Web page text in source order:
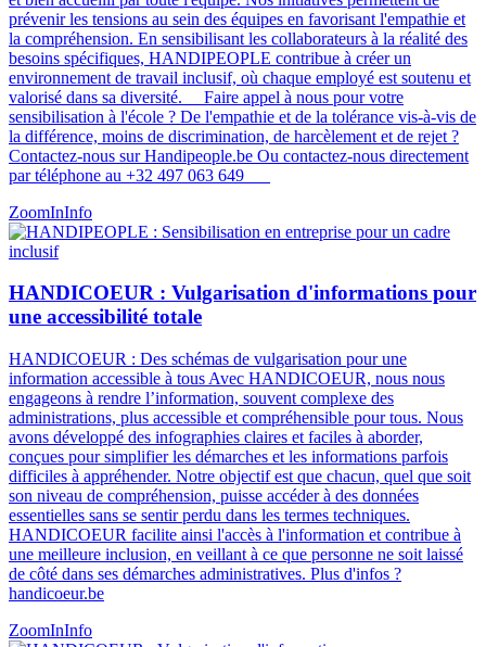
prévenir les tensions au sein des équipes en favorisant l'empathie et
la compréhension. En sensibilisant les collaborateurs à la réalité des
besoins spécifiques, HANDIPEOPLE contribue à créer un
environnement de travail inclusif, où chaque employé est soutenu et
valorisé dans sa diversité​​. Faire appel à nous pour votre
sensibilisation à l'école ? De l'empathie et de la tolérance vis-à-vis de
la différence, moins de discrimination, de harcèlement et de rejet ?
Contactez-nous sur Handipeople.be Ou contactez-nous directement
par téléphone au +32 497 063 649
ZoomInInfo
HANDICOEUR : Vulgarisation d'informations pour
une accessibilité totale
HANDICOEUR : Des schémas de vulgarisation pour une
information accessible à tous Avec HANDICOEUR, nous nous
engageons à rendre l’information, souvent complexe des
administrations, plus accessible et compréhensible pour tous. Nous
avons développé des infographies claires et faciles à aborder,
conçues pour simplifier les démarches et les informations parfois
difficiles à appréhender. Notre objectif est que chacun, quel que soit
son niveau de compréhension, puisse accéder à des données
essentielles sans se sentir perdu dans les termes techniques.
HANDICOEUR facilite ainsi l'accès à l'information et contribue à
une meilleure inclusion, en veillant à ce que personne ne soit laissé
de côté dans ses démarches administratives​​. Plus d'infos ?
handicoeur.be
ZoomInInfo